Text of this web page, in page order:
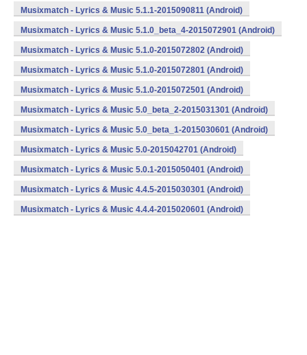
v7a) (Android)
Musixmatch - Lyrics & Music 5.1.1-2015090811 (Android)
Musixmatch - Lyrics & Music 5.1.0_beta_4-2015072901 (Android)
Musixmatch - Lyrics & Music 5.1.0-2015072802 (Android)
Musixmatch - Lyrics & Music 5.1.0-2015072801 (Android)
Musixmatch - Lyrics & Music 5.1.0-2015072501 (Android)
Musixmatch - Lyrics & Music 5.0_beta_2-2015031301 (Android)
Musixmatch - Lyrics & Music 5.0_beta_1-2015030601 (Android)
Musixmatch - Lyrics & Music 5.0-2015042701 (Android)
Musixmatch - Lyrics & Music 5.0.1-2015050401 (Android)
Musixmatch - Lyrics & Music 4.4.5-2015030301 (Android)
Musixmatch - Lyrics & Music 4.4.4-2015020601 (Android)